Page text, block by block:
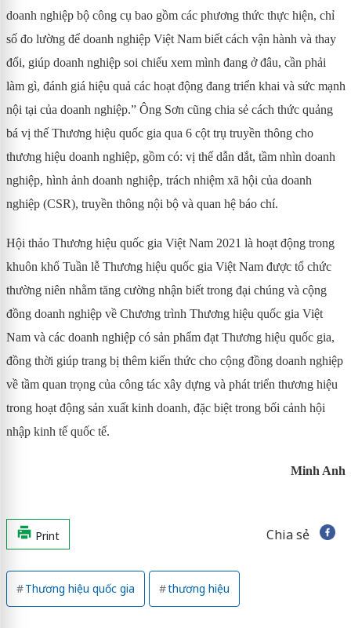
doanh nghiệp bộ công cụ bao gồm các phương thức thực hiện, chỉ
số đo lường để doanh nghiệp Việt Nam biết cách vận hành và thay
đổi, giúp doanh nghiệp soi chiếu xem mình đang ở đâu, cần phải
làm gì, đánh giá hiệu quả các hoạt động đang triển khai và sức mạnh
nội tại của doanh nghiệp.” Ông Sơn cũng chia sẻ cách thức quảng
bá vị thế Thương hiệu quốc gia qua 6 cột trụ truyền thông cho
thương hiệu doanh nghiệp, gồm có: vị thế dẫn dắt, tầm nhìn doanh
nghiệp, hình ảnh doanh nghiệp, trách nhiệm xã hội của doanh
nghiệp (CSR), truyền thông nội bộ và quan hệ báo chí.
Hội thảo Thương hiệu quốc gia Việt Nam 2021 là hoạt động trong
khuôn khổ Tuần lễ Thương hiệu quốc gia Việt Nam được tổ chức
thường niên nhằm tăng cường nhận biết trong đại chúng và cộng
đồng doanh nghiệp về Chương trình Thương hiệu quốc gia Việt
Nam và các doanh nghiệp có sản phẩm đạt Thương hiệu quốc gia,
đồng thời giúp trang bị thêm kiến thức cho cộng đồng doanh nghiệp
về tầm quan trọng của công tác xây dựng và phát triển thương hiệu
trong hoạt động sản xuất kinh doanh, đặc biệt trong bối cảnh hội
nhập kinh tế quốc tế.
Minh Anh
Print Chia sẻ
Thương hiệu quốc gia thương hiệu